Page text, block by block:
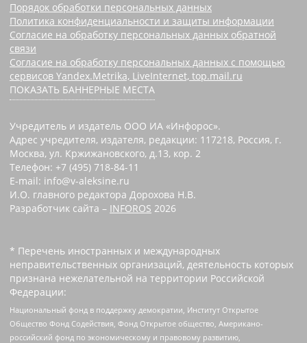
Порядок обработки персональных данных
Политика конфиденциальности и защиты информации
Согласие на обработку персональных данных обратной
связи
Согласие на обработку персональных данных с помощью
сервисов Yandex.Metrika, LiveInternet, top.mail.ru
ПОКАЗАТЬ БАННЕРНЫЕ МЕСТА
Учредитель и издатель ООО ИА «Инфорос».
Адрес учредителя, издателя, редакции: 117218, Россия, г.
Москва, ул. Кржижановского, д.13, кор. 2
Телефон: +7 (495) 718-84-11
E-mail: info@v-aleksine.ru
И.О. главного редактора Дорохова Н.В.
Разработчик сайта – INFOROS 2026
* Перечень иностранных и международных
неправительственных организаций, деятельность которых
признана нежелательной на территории Российской
Федерации:
Национальный фонд в поддержку демократии, Институт Открытое
Общество Фонд Содействия, Фонд Открытое общество, Американо-
российский фонд по экономическому и правовому развитию,